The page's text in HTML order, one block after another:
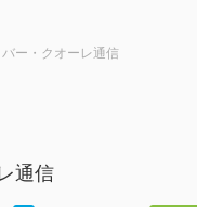
バー・クオーレ通信
通信